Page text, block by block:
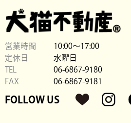
営業時間
10:00〜17:00
定休日
水曜日
TEL
06-6867-9180
FAX
06-6867-9181
FOLLOW US